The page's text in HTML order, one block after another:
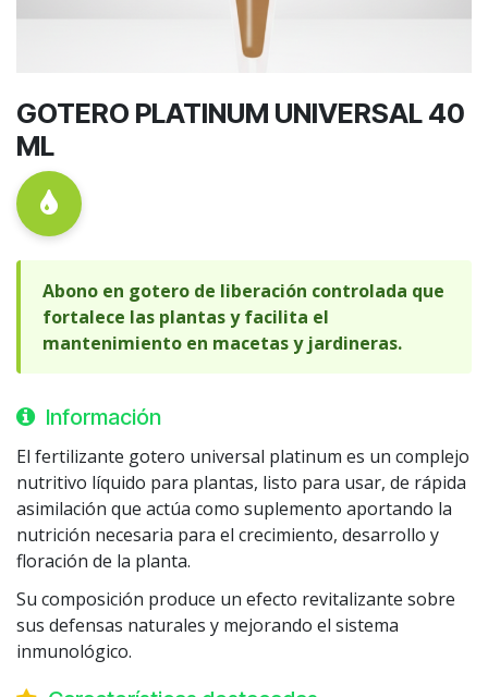
GOTERO PLATINUM UNIVERSAL 40
ML
Abono en gotero de liberación controlada que
fortalece las plantas y facilita el
mantenimiento en macetas y jardineras.
Información
El fertilizante gotero universal platinum es un complejo
nutritivo líquido para plantas, listo para usar, de rápida
asimilación que actúa como suplemento aportando la
nutrición necesaria para el crecimiento, desarrollo y
floración de la planta.
Su composición produce un efecto revitalizante sobre
sus defensas naturales y mejorando el sistema
inmunológico.